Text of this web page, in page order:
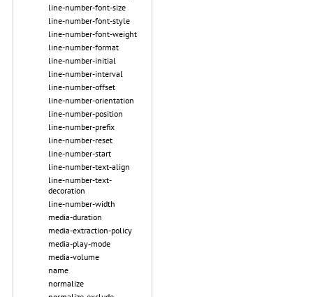
line-number-font-size
line-number-font-style
line-number-font-weight
line-number-format
line-number-initial
line-number-interval
line-number-offset
line-number-orientation
line-number-position
line-number-prefix
line-number-reset
line-number-start
line-number-text-align
line-number-text-
decoration
line-number-width
media-duration
media-extraction-policy
media-play-mode
media-volume
name
normalize